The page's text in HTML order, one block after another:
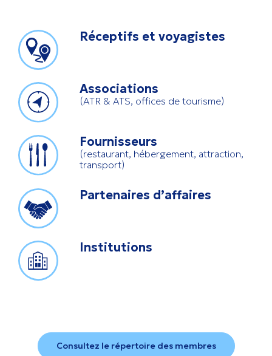
Réceptifs et voyagistes
Associations
(ATR & ATS, offices de tourisme)
Fournisseurs
(restaurant, hébergement, attraction,
transport)
Partenaires d’affaires
Institutions
Consultez le répertoire des membres